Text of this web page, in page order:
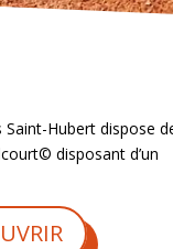
Saint-Hubert dispose
disposant d’un